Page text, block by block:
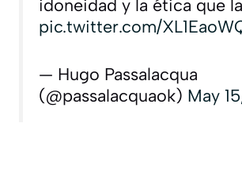
idoneidad y la ética que
pic.twitter.com/
— Hugo Passalacqua
(@passalacquaok) May